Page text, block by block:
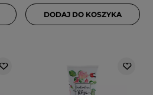
DODAJ DO KOSZYKA